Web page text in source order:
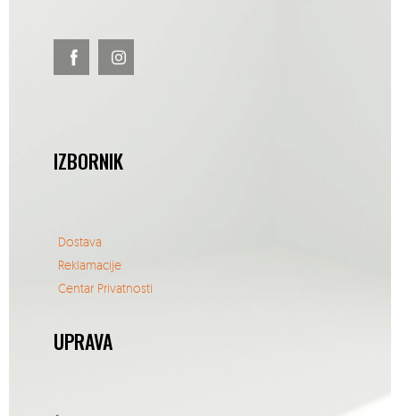
IZBORNIK
Dostava
Reklamacije
Centar Privatnosti
UPRAVA